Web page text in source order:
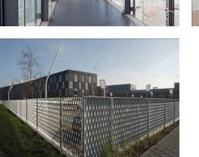
GEMEENTEHUIS LANSINGERLAND IN
BERSCHENHOEK